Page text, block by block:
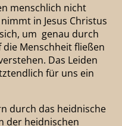
menschlich nicht
in Jesus Christus
um genau durch
die Menschheit fließen
Das Leiden
für uns ein
durch das heidnische
der heidnischen